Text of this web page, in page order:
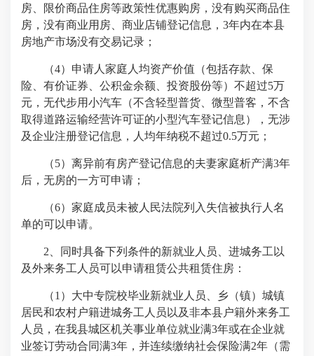
房、限价商品住房等政策性优惠购房，没有购买商品住
房，没有商业用房、商业店铺登记信息，3年内在本县
房地产市场没有交易记录；
（4）申请人家庭人均资产价值（包括存款、保
险、有价证券、公积金余额、投资股份等）不超过5万
元，无代步用小汽车（不含轻型普货、微型普客，不含
取得道路运输经营许可证的小型汽车登记信息），无涉
及企业注册登记信息，人均年纳税不超过0.5万元；
（5）离异前有房产登记信息的夫妻家庭析产满3年
后，无房的一方可申请；
（6）家庭成员未被人民法院列入失信被执行人名
单的可以申请。
2、同时具备下列条件的新就业人员、进城务工以
及外来务工人员可以申请租赁公共租赁住房：
（1）大中专院校毕业新就业人员、乡（镇）城镇
居民和农村户籍进城务工人员以及非本县户籍外来务工
人员，在我县城区机关事业单位就业满3年或在企业就
业签订劳动合同满3年，并连续缴纳社会保险满2年（需